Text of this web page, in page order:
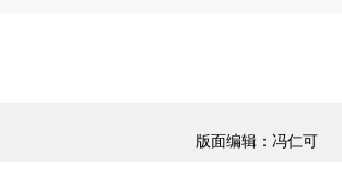
版面编辑：冯仁可